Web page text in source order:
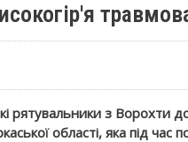
рятувальники з Ворохти
області, яка під час